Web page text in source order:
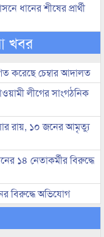
ধানের শীষের প্রার্থী
খবর
করেছে চেম্বার আদালত
লীগের সাংগঠনিক
রায়, ১০ জনের আমৃত্যু
১৪ নেতাকর্মীর বিরুদ্ধে
বিরুদ্ধে অভিযোগ